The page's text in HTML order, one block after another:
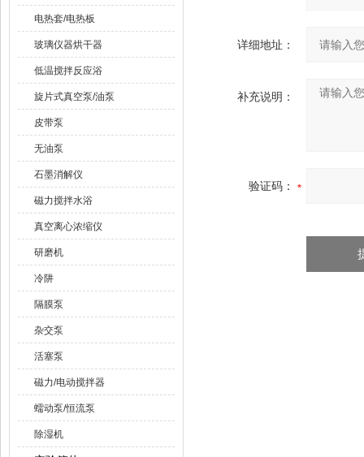
电热套/电热板
玻璃仪器烘干器
低温搅拌反应浴
旋片式真空泵/油泵
皮带泵
无油泵
石墨消解仪
磁力搅拌水浴
真空离心浓缩仪
研磨机
冷阱
隔膜泵
杂交泵
活塞泵
磁力/电动搅拌器
蠕动泵/恒流泵
除湿机
详细地址：
补充说明：
验证码：